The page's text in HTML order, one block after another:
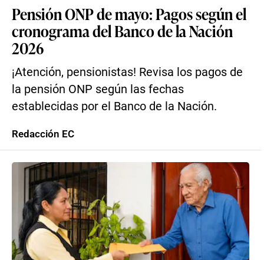
Pensión ONP de mayo: Pagos según el
cronograma del Banco de la Nación
2026
¡Atención, pensionistas! Revisa los pagos de
la pensión ONP según las fechas
establecidas por el Banco de la Nación.
Redacción EC